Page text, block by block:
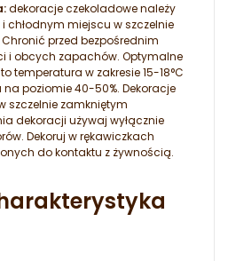
dekoracje czekoladowe należy
chłodnym miejscu w szczelnie
przed bezpośrednim
i obcych zapachów. Optymalne
temperatura w zakresie 15-18°C
poziomie 40-50%. Dekoracje
szczelnie zamkniętym
dekoracji używaj wyłącznie
Dekoruj w rękawiczkach
do kontaktu z żywnością.